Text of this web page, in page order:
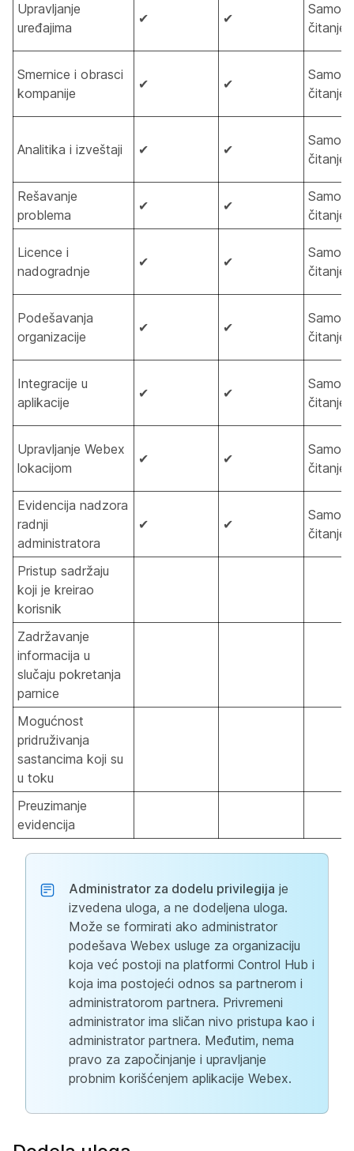
Upravljanje
uređajima
✔ ✔
Samo
čitanje
Smernice i obrasci
kompanije
✔ ✔
Samo
čitanje
Analitika i izveštaji ✔ ✔
Samo
čitanje
Rešavanje
problema
✔ ✔
Samo
čitanje
Licence i
nadogradnje
✔ ✔
Samo
čitanje
Podešavanja
organizacije
✔ ✔
Samo
čitanje
Integracije u
aplikacije
✔ ✔
Samo
čitanje
Upravljanje Webex
lokacijom
✔ ✔
Samo
čitanje
Evidencija nadzora
radnji
administratora
✔ ✔
Samo
čitanje
Pristup sadržaju
koji je kreirao
korisnik
Zadržavanje
informacija u
slučaju pokretanja
parnice
Mogućnost
pridruživanja
sastancima koji su
u toku
Preuzimanje
evidencija
Administrator za dodelu privilegija je
izvedena uloga, a ne dodeljena uloga.
Može se formirati ako administrator
podešava Webex usluge za organizaciju
koja već postoji na platformi Control Hub i
koja ima postojeći odnos sa partnerom i
administratorom partnera. Privremeni
administrator ima sličan nivo pristupa kao i
administrator partnera. Međutim, nema
pravo za započinjanje i upravljanje
probnim korišćenjem aplikacije Webex.